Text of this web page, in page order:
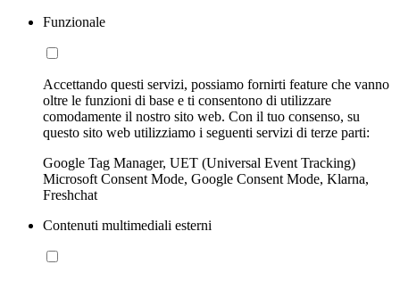
Funzionale
Accettando questi servizi, possiamo fornirti feature che vanno
oltre le funzioni di base e ti consentono di utilizzare
comodamente il nostro sito web. Con il tuo consenso, su
questo sito web utilizziamo i seguenti servizi di terze parti:
Google Tag Manager, UET (Universal Event Tracking)
Microsoft Consent Mode, Google Consent Mode, Klarna,
Freshchat
Contenuti multimediali esterni